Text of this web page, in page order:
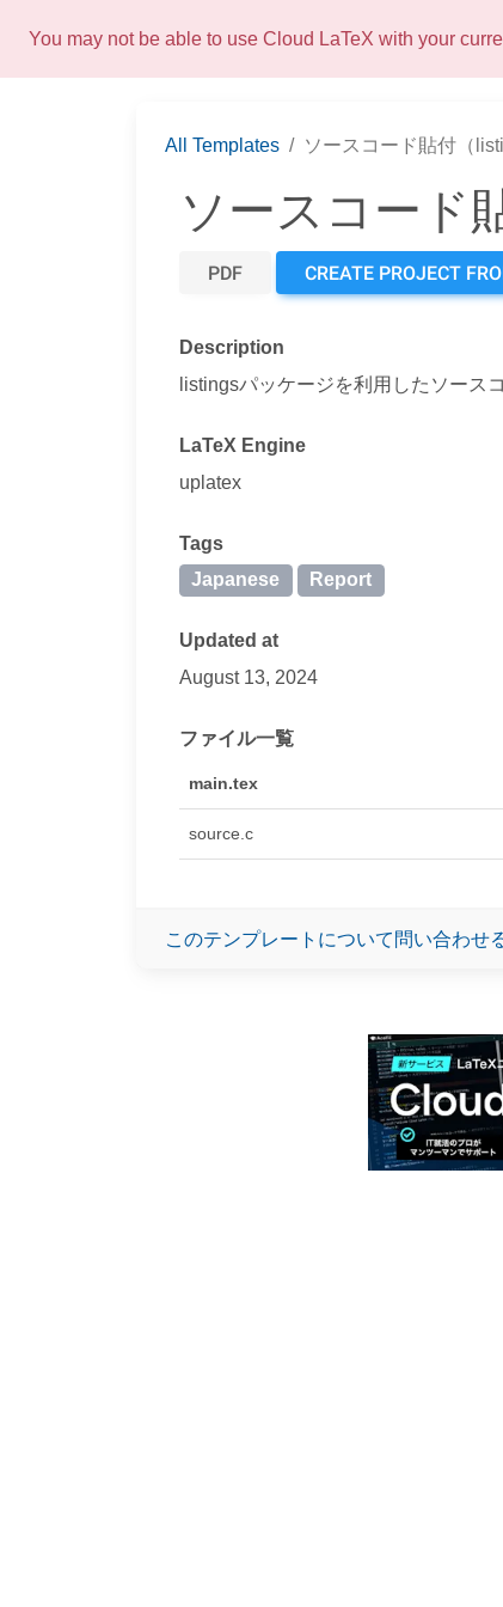
You may not be able to use Cloud LaTeX with your
All Templates ソースコード貼付（
ソースコード
PDF CREATE PROJECT
Description
listingsパッケージを利用したソース
LaTeX Engine
uplatex
Tags
Japanese
Report
Updated at
August 13, 2024
ファイル一覧
main.tex
source.c
このテンプレートについて問い合わせ